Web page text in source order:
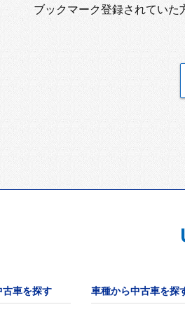
ブックマーク登録されていた
古車を探す 車種から中古車を探